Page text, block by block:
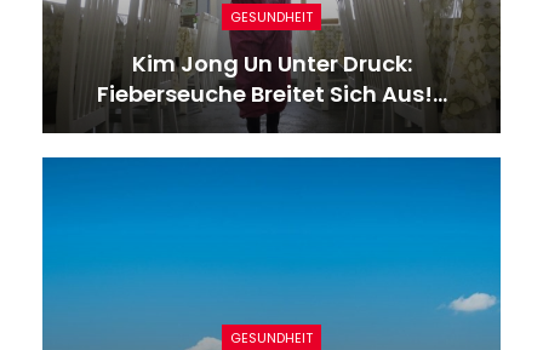
GESUNDHEIT
Kim Jong Un Unter Druck:
Fieberseuche Breitet Sich Aus!…
GESUNDHEIT